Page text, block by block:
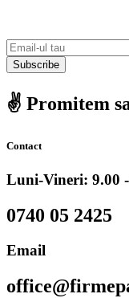
Subscribe
✌️ Promitem
Contact
Luni-Vineri: 9.00
0740 05 2425
Email